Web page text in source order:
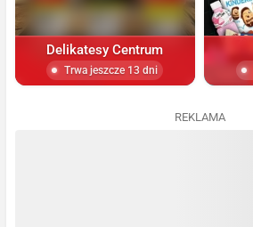
Delikatesy Centrum
Trwa jeszcze 13 dni
REKLAMA